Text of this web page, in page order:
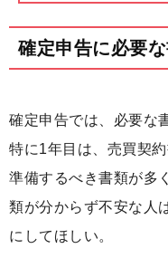
確定申告に必要
確定申告では、必要な
特に1年目は、売買契
準備するべき書類が多
類が分からず不安な人
にしてほしい。